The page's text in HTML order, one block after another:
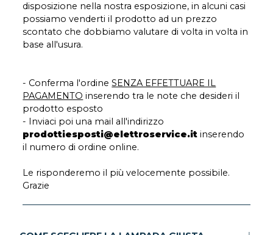
disposizione nella nostra esposizione, in alcuni casi
possiamo venderti il prodotto ad un prezzo
scontato che dobbiamo valutare di volta in volta in
base all'usura.
- Conferma l'ordineSENZA EFFETTUARE IL
PAGAMENTO inserendo tra le note che desideri il
prodotto esposto
- Inviaci poi una mail all'indirizzo
prodottiesposti@elettroservice.it inserendo
il numero di ordine online.
Le risponderemo il più velocemente possibile.
Grazie